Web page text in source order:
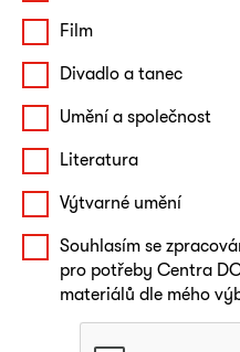
Film
Divadlo a tanec
Umění a společnost
Literatura
Výtvarné umění
Souhlasím se
pro potřeby Centra
materiálů dle mého